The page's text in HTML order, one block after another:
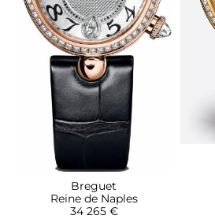
Breguet
Reine de Naples
34 265 €